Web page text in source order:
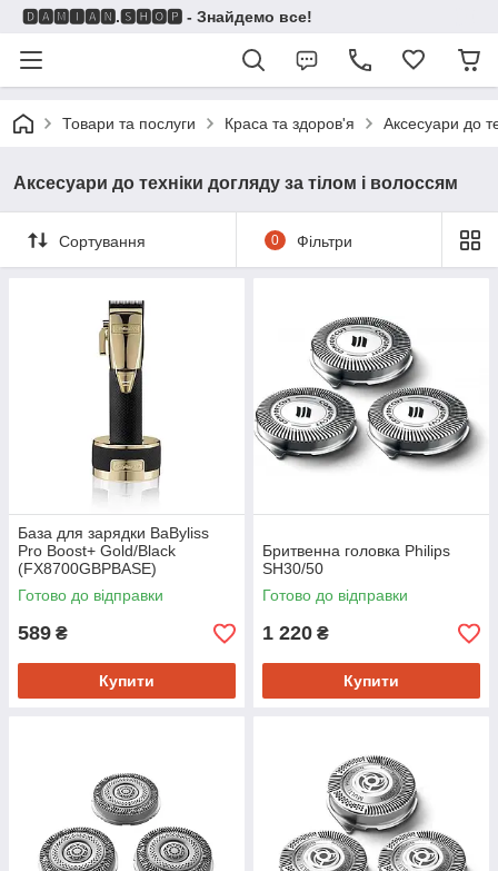
🅳🅰🅼🅸🅰🅽.🆂🅷🅾🅿 - Знайдемо все!
Товари та послуги Краса та здоров'я Аксесуари до
Аксесуари до техніки догляду за тілом і волоссям
Сортування 0 Фільтри
База для зарядки BaByliss
Pro Boost+ Gold/Black
(FX8700GBPBASE)
Готово до відправки
589 ₴
Купити
Бритвенна головка Philips
SH30/50
Готово до відправки
1 220 ₴
Купити